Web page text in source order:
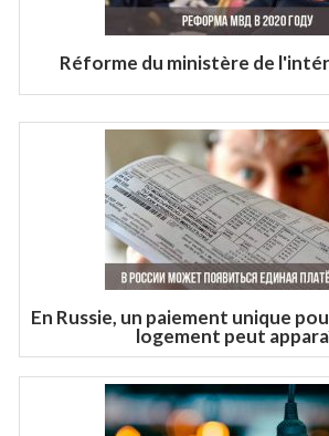
Réforme du ministère de
En Russie, un paiement unique
logement peut